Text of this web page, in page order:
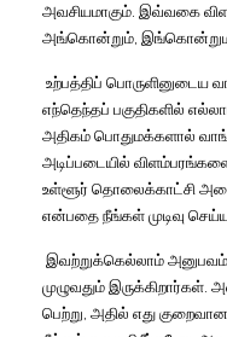
அவசியமாகும் இவ்வகை
அங்கொன்றும்
உற்பத்திப் பொருளினுடைய
எந்தெந்தப் பகுதிகளில்
அதிகம் பொதுமக்களால்
அடிப்படையில்
உள்ளூர் தொலைக்காட்சி
என்பதை நீங்கள் முடிவு
இவற்றுக்கெல்லாம் அனுபவம்
முழுவதும் இருக்கிறார்கள்
பெற்று அதில் எது குறைவான